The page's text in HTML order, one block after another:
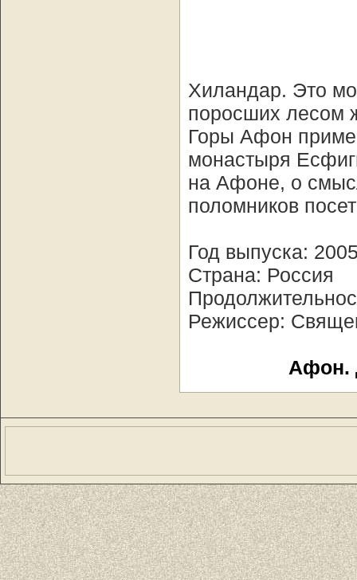
Хиландар. Это
поросших лесом
Горы Афон
монастыря
на Афоне, о
поломников
Год выпуска:
Страна: Россия
Режиссер:
Афон.